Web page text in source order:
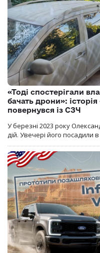
«Тоді спостерігали
бачать дрони»:
повернувся із СЗЧ
У березні 2023 року
дій. Увечері його посадили